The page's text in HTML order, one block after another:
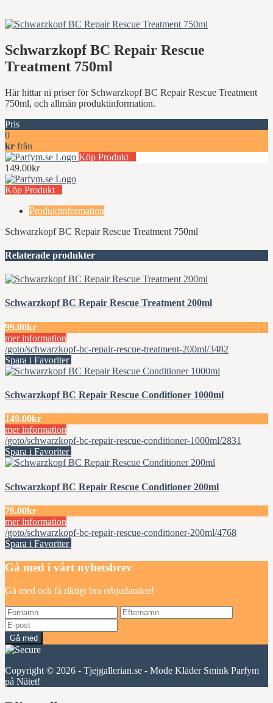
Schwarzkopf BC Repair Rescue
Treatment 750ml
Här hittar ni priser för Schwarzkopf BC Repair Rescue Treatment
750ml, och allmän produktinformation.
Pris
0
kr från
Köp Produkt
149.00kr
Köp Produkt
Produktinformation
Schwarzkopf BC Repair Rescue Treatment 750ml
Relaterade produkter
Schwarzkopf BC Repair Rescue Treatment 200ml
99.00kr
mer information
/goto/schwarzkopf-bc-repair-rescue-treatment-200ml/3482
Spara i Favoriter
Schwarzkopf BC Repair Rescue Conditioner 1000ml
149.00kr
mer information
/goto/schwarzkopf-bc-repair-rescue-conditioner-1000ml/2831
Spara i Favoriter
Schwarzkopf BC Repair Rescue Conditioner 200ml
79.00kr
mer information
/goto/schwarzkopf-bc-repair-rescue-conditioner-200ml/4768
Spara i Favoriter
Gå med i vårt nyhetsbrev
Gå med och få riktigt bra erbjudanden!
Gå med
Copyright © 2026 - Tjejgallerian.se - Mode Kläder Smink Parfym
på Nätet!